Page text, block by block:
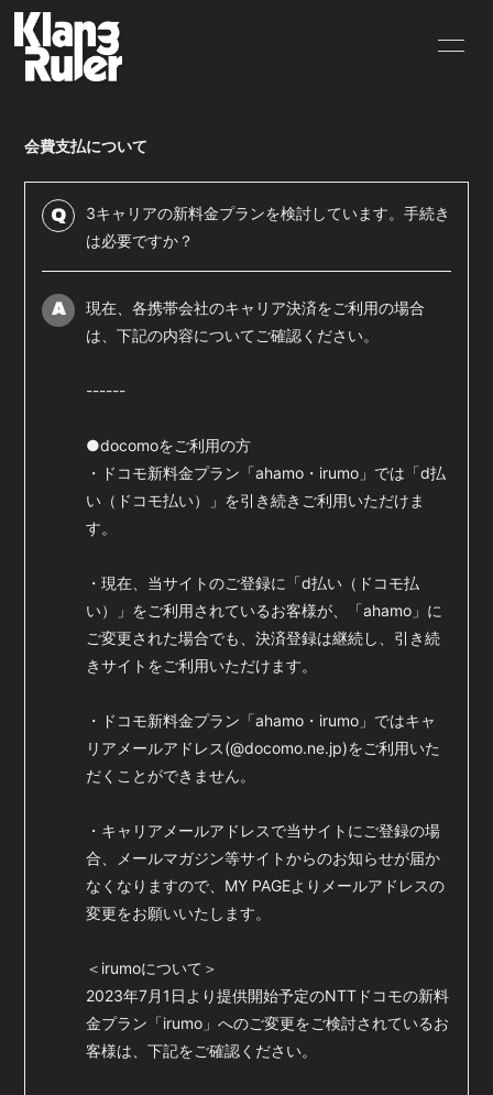
SCHEDULE
VIDEO DISCOGRAPHY
MOVIE RADIO
会費支払について
Q
3キャリアの新料金プランを検討しています。手続き
は必要ですか？
A
現在、各携帯会社のキャリア決済をご利用の場合
は、下記の内容についてご確認ください。
------
●docomoをご利用の方
・ドコモ新料金プラン「ahamo・irumo」では「d払
い（ドコモ払い）」を引き続きご利用いただけま
す。
・現在、当サイトのご登録に「d払い（ドコモ払
い）」をご利用されているお客様が、「ahamo」に
ご変更された場合でも、決済登録は継続し、引き続
きサイトをご利用いただけます。
・ドコモ新料金プラン「ahamo・irumo」ではキャ
リアメールアドレス(@docomo.ne.jp)をご利用いた
だくことができません。
・キャリアメールアドレスで当サイトにご登録の場
合、メールマガジン等サイトからのお知らせが届か
なくなりますので、MY PAGEよりメールアドレスの
変更をお願いいたします。
＜irumoについて＞
2023年7月1日より提供開始予定のNTTドコモの新料
金プラン「irumo」へのご変更をご検討されているお
客様は、下記をご確認ください。